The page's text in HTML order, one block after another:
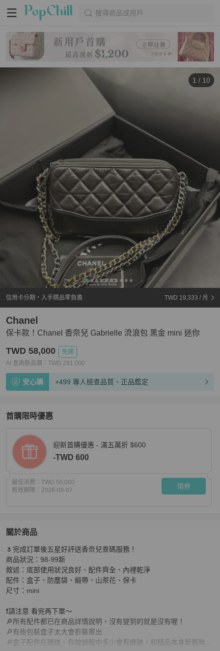
搜尋商品或用戶
1 / 10
信用卡分期・入手精品零負擔 TWD 19,333 / 月
保卡款！Chanel 香奈兒 Gabrielle 流浪包 黑金 mini 迷你
Chanel
TWD 58,000
免運
AI 查詢新品價： TWD 291,000
安心購 +499 專人檢查品質、正品鑑定
首購限時優惠
迎新首購優惠 - 滿五萬折 $600
-TWD 600
最低消費： TWD 50,000
有效期限： 2026-09-07 領券
關於商品
關於保卡款！Chanel 香奈兒 Gabrielle 流浪包 黑金 mini 迷你
🌷完成訂單後五星好評送香奈兒查碼服務！
商品狀況：98-99新
敘述：底部使用狀況良好、配件齊全、內裡乾淨
配件：盒子、防塵袋、緞帶、山茶花、保卡
尺寸：mini
❗️請注意 看完再下單～
🔎所有配件都已在商品詳情說明，沒有提到的就是沒有喔！
🔎有些包裝盒子太大會拆裝寄出
🔎盒子配件在運送、存放過程中多少會有痕跡，和精品本身新舊無關